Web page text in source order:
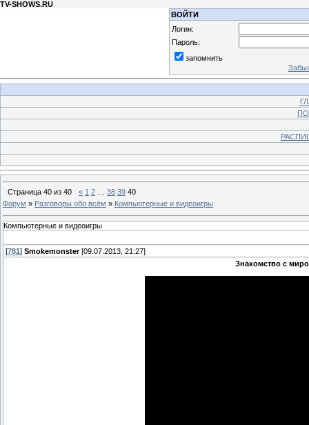
TV-SHOWS.RU
ВОЙТИ
Логин:
Пароль:
запомнить
Страница 40 из 40 « 1 2 38 39 40
Форум » Разговоры обо всём » Компьютерные и видеоигры
Компьютерные и видеоигры
[781] Smokemonster[09.07.2013, 21:27]
Знакомство с